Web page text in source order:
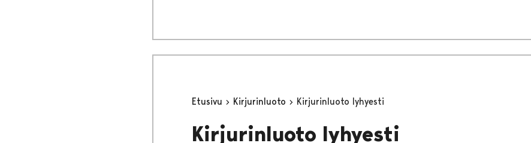
Etusivu Kirjurinluoto Kirjurinluoto lyhyesti
Kirjurinluoto lyhyesti